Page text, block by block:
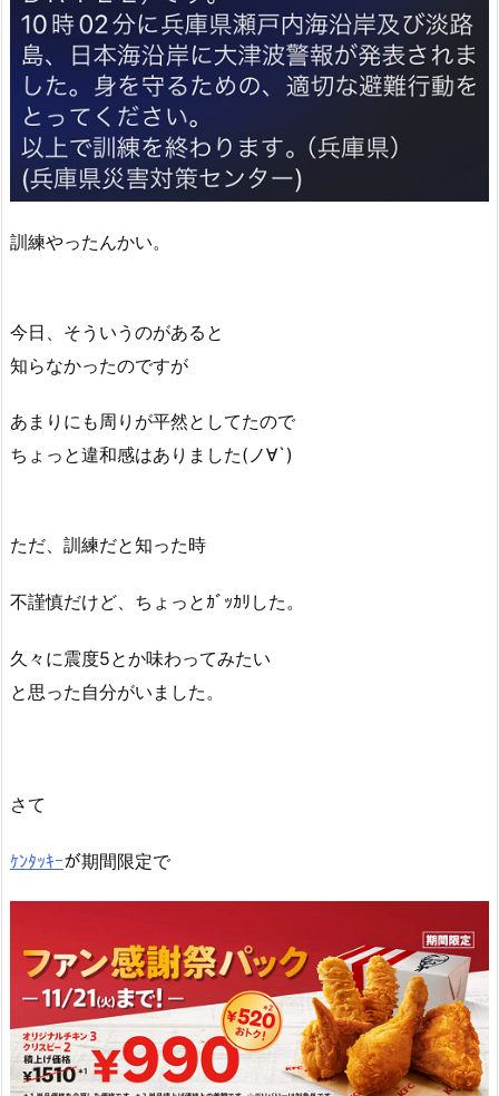
訓練やったんかい。
今日、そういうのがあると
知らなかったのですが
あまりにも周りが平然としてたので
ちょっと違和感はありました(ノ∀`)
ただ、訓練だと知った時
不謹慎だけど、ちょっとｶﾞｯｶﾘした。
久々に震度5とか味わってみたい
と思った自分がいました。
さて
ｹﾝﾀｯｷｰが期間限定で